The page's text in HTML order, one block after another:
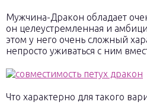
Мужчина-Дракон обладает
он целеустремленная и
этом у него очень сложный
непросто уживаться с ним
Что характерно для такого